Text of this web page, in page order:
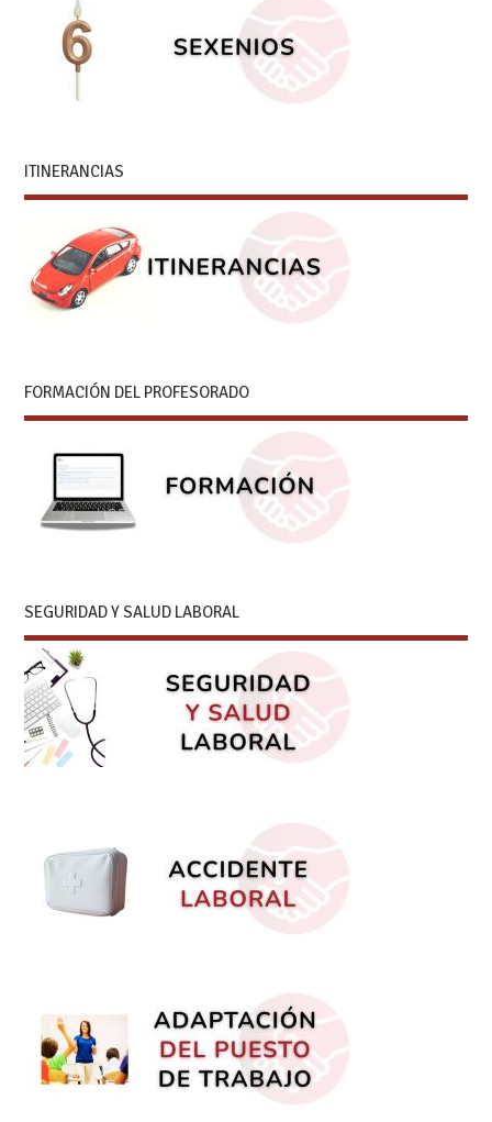
ITINERANCIAS
FORMACIÓN DEL PROFESORADO
SEGURIDAD Y SALUD LABORAL